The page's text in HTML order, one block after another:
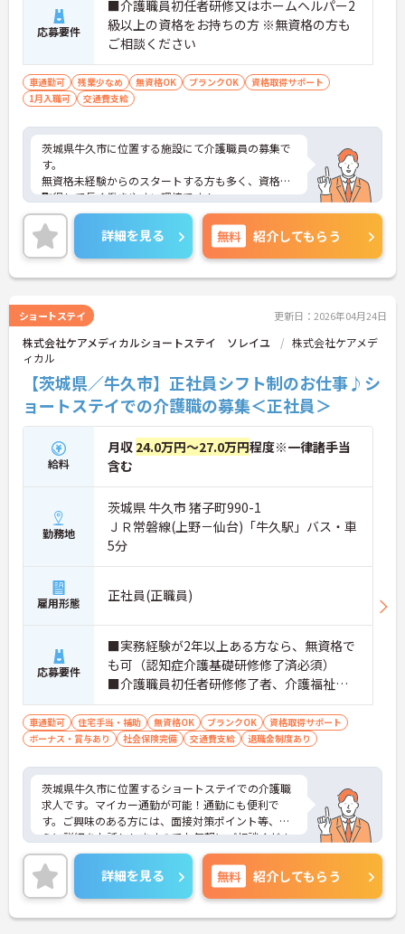
応募要件
■介護職員初任者研修又はホームヘルパー2
級以上の資格をお持ちの方 ※無資格の方も
ご相談ください
車通勤可 残業少なめ 無資格OK ブランクOK
資格取得サポート
1月入職可
交通費支給
茨城県牛久市に位置する施設にて介護職員の募集で
す。
無資格未経験からのスタートする方も多く、資格を
取得して長く働きやすい環境です！
また、夜勤もないシフト制ですので、プライベート
との両立もしやすくおすすめです！
詳細を見る 無料 紹介してもらう
ショートステイ 更新日：2026年04月24日
株式会社ケアメディカルショートステイ ソレイユ
株式会社ケアメデ
ィカル
【茨城県／牛久市】正社員シフト制のお仕事♪シ
ョートステイでの介護職の募集＜正社員＞
給料
月収 24.0万円～27.0万円程度※一律諸手当
含む
勤務地
茨城県 牛久市 猪子町990-1
ＪＲ常磐線(上野－仙台)「牛久駅」バス・車
5分
雇用形態 正社員(正職員)
応募要件
■実務経験が2年以上ある方なら、無資格で
も可（認知症介護基礎研修修了済必須）
■介護職員初任者研修修了者、介護福祉士
歓迎 ■ブランク可
車通勤可 住宅手当・補助 無資格OK ブランクOK
資格取得サポート
ボーナス・賞与あり
社会保険完備 交通費支給 退職金制度あり
茨城県牛久市に位置するショートステイでの介護職
求人です。マイカー通勤が可能！通勤にも便利で
す。ご興味のある方には、面接対策ポイント等、さ
らに詳細をお話ししますのでお気軽にご相談くださ
い！
詳細を見る 無料 紹介してもらう